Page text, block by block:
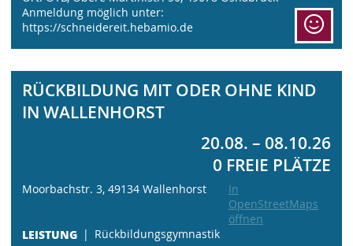
Anmeldung möglich unter:
https://schneidereit.hebamio.de
RÜCKBILDUNG MIT ODER OHNE KIND
IN WALLENHORST
20.08. – 08.10.26
0 FREIE PLÄTZE
Moorbachstr. 3, 49134 Wallenhorst
In
OpenStreetMaps
öffnen
LEISTUNG
Rückbildungsgymnastik